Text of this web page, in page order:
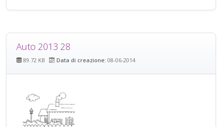
Auto 2013 28
89.72 KB Data di creazione: 08-06-2014